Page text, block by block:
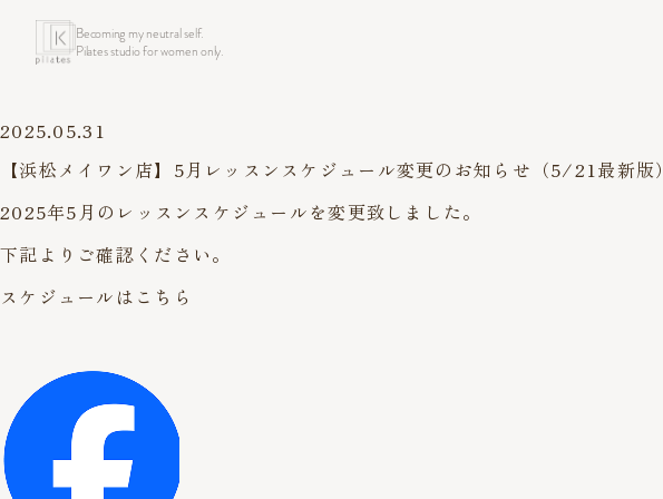
Becoming my neutral self.
Pilates studio for women only.
2025.05.31
【浜松メイワン店】5月レッスンスケジュール変更のお知らせ（5/21最新版）
2025年5月のレッスンスケジュールを変更致しました。
下記よりご確認ください。
スケジュールはこちら